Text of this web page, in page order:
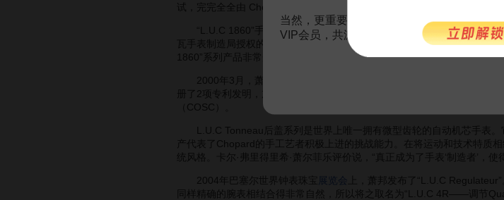
试，完完全全由 Chopard设计、生产的新机芯，于1996年诞生了。
“L.U.C 1860”手表拥有宝玑平衡弹簧和22克拉的 黄金微型转芯，它通
瓦手表制造局授权的“日内瓦指定手表”的字样。1997年，“L.U.C 1860”男
1860”系列产品非常受欢迎，其中带有日内瓦印的高档手表一年内就销售一
2000年3月，萧邦推出了采用1.98机芯的“L.U.C Quattro”。这种机芯在
册了2项专利发明，加上日内瓦印记，保证了这款手表无法复制的品质。
（COSC）。
L.U.C Tonneau后盖系列是世界上唯一拥有微型齿轮的自动机芯手表。
产代表了Chopard的手工艺者积极上进的挑战能力。在将运动和技术特质
统风格。卡尔·弗里得里希·萧尔菲乐评价说，“真正成为了手表‘制造者’，
2004年巴塞尔世界钟表珠宝 展览会
上，萧邦发布了“L.U.C
同样精确的腕表相结合得非常自然，所以将之取名为“L.U.C 4R——调节
当然，更重要的是长期以来您对百科频道的
VIP会员，共渡难关，共同见证彼此的成长和